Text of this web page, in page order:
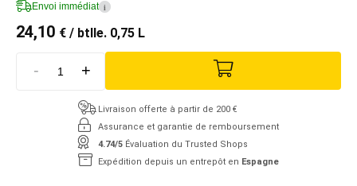
Envoi immédiat i
24,10 € / btlle. 0,75 L
- +
Livraison offerte à partir de 200 €
Assurance et garantie de remboursement
4.74/5 Évaluation du Trusted Shops
Expédition depuis un entrepôt en Espagne